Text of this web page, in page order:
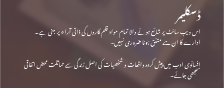
ڈسکلیمر
اس ویب سائٹ پر شائع ہونے والا تمام مواد قلم کاروں کی ذاتی آراء پر مبنی ہے۔
ادارے کا ان سے متفق ہونا ضروری نہیں۔
افسانوی ادب میں پیش کردہ واقعات و شخصیات کی اصل زندگی سے مماثلت محض اتفاقی
سمجھی جائے۔